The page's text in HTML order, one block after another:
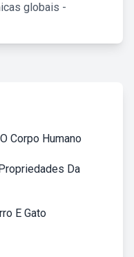
globais -
Corpo Humano
Da
E Gato